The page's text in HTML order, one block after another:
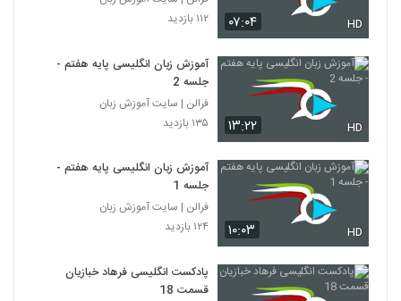
۰۷:۰۴ HD
۱۱۲ بازدید
۱۳:۲۲ HD
آموزش زبان انگلیسی پایه هفتم -
جلسه 2
فرالن | سایت آموزش زبان
۱۳۵ بازدید
۱۰:۰۳ HD
آموزش زبان انگلیسی پایه هفتم -
جلسه 1
فرالن | سایت آموزش زبان
۱۲۴ بازدید
پادکست انگلیسی فرهاد خبازیان
قسمت 18